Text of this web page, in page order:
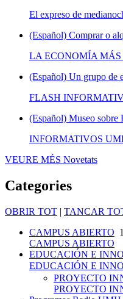
El expreso de
(Español) Comprar o
LA ECONOMÍA
(Español) Un grupo de
FLASH
(Español) Museo sobre
INFORMATIVOS
VEURE MÉS Novetats
Categories
OBRIR TOT | TANCAR
CAMPUS ABIERTO 1
CAMPUS ABIERTO
EDUCACIÓN E
EDUCACIÓN E
PROYECTO
PROYECTO